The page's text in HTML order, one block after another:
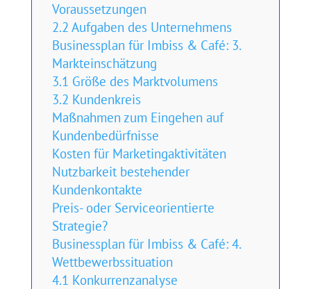
Voraussetzungen
2.2 Aufgaben des Unternehmens
Businessplan für Imbiss & Café: 3.
Markteinschätzung
3.1 Größe des Marktvolumens
3.2 Kundenkreis
Maßnahmen zum Eingehen auf
Kundenbedürfnisse
Kosten für Marketingaktivitäten
Nutzbarkeit bestehender
Kundenkontakte
Preis- oder Serviceorientierte
Strategie?
Businessplan für Imbiss & Café: 4.
Wettbewerbssituation
4.1 Konkurrenzanalyse